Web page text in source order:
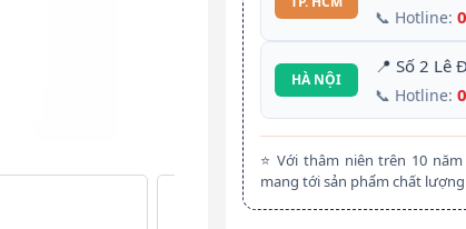
📞 Hotline:
HÀ NỘI
📍 Số 2 Lê
📞 Hotline:
⭐ Với thâm niên trên 10
mang tới sản phẩm chất